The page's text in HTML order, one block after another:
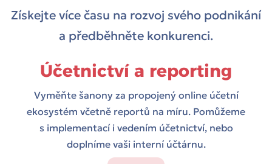
Získejte více času na rozvoj svého podnikání
a předběhněte konkurenci.
Účetnictví a reporting
Vyměňte šanony za propojený online účetní
ekosystém včetně reportů na míru. Pomůžeme
s implementací i vedením účetnictví, nebo
doplníme vaši interní účtárnu.